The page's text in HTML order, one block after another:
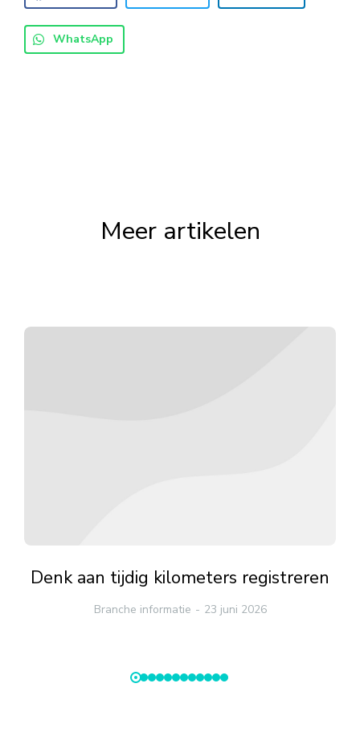
WhatsApp
Meer artikelen
Denk aan tijdig kilometers registreren
Branche informatie 23 juni 2026